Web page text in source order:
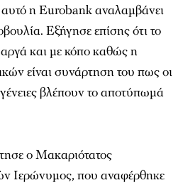
ηEurobankαναλαμβάνει
Εξήγησε επίσης ότι το
και με κόπο καθώς η
είναι συνάρτηση του πως οι
βλέπουν το αποτύπωμά
ο Μακαριότατος
Ιερώνυμος, που αναφέρθηκε